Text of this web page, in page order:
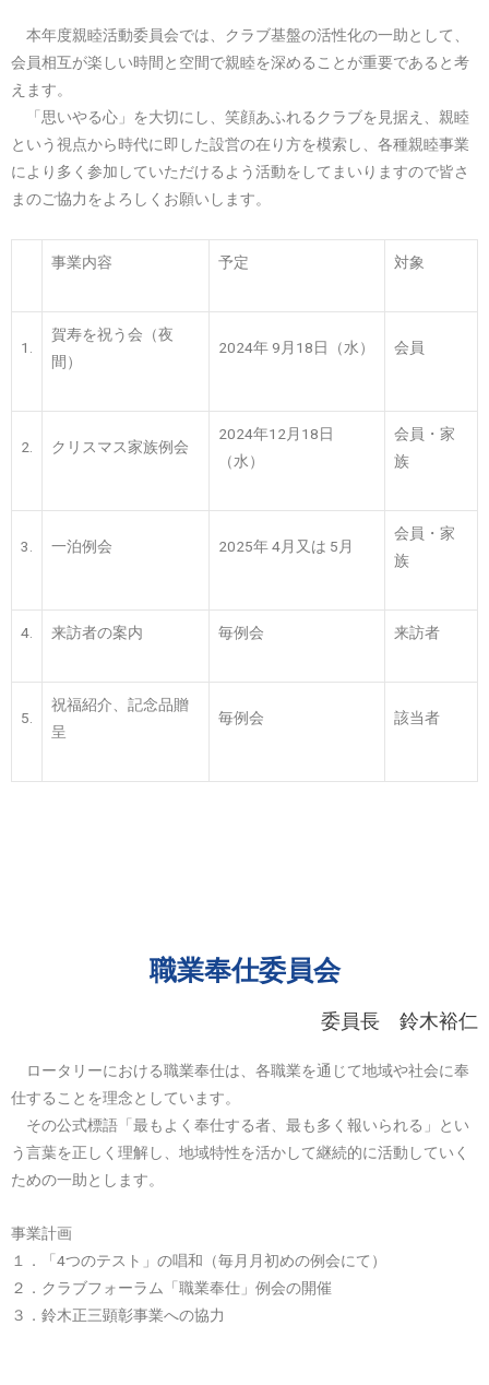
本年度親睦活動委員会では、クラブ基盤の活性化の一助として、
会員相互が楽しい時間と空間で親睦を深めることが重要であると考
えます。
「思いやる心」を大切にし、笑顔あふれるクラブを見据え、親睦
という視点から時代に即した設営の在り方を模索し、各種親睦事業
により多く参加していただけるよう活動をしてまいりますので皆さ
まのご協力をよろしくお願いします。
事業内容 予定 対象
1.
賀寿を祝う会（夜
間）
2024年 9月18日（水） 会員
2. クリスマス家族例会
2024年12月18日
（水）
会員・家
族
3. 一泊例会 2025年 4月又は 5月
会員・家
族
4. 来訪者の案内 毎例会 来訪者
5.
祝福紹介、記念品贈
呈
毎例会 該当者
職業奉仕委員会
委員長 鈴木裕仁
ロータリーにおける職業奉仕は、各職業を通じて地域や社会に奉
仕することを理念としています。
その公式標語「最もよく奉仕する者、最も多く報いられる」とい
う言葉を正しく理解し、地域特性を活かして継続的に活動していく
ための一助とします。
事業計画
１．「4つのテスト」の唱和（毎月月初めの例会にて）
２．クラブフォーラム「職業奉仕」例会の開催
３．鈴木正三顕彰事業への協力